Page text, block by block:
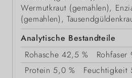
Wermutkraut (gemahlen),
(gemahlen),
Analytische Bestandteile
Rohasche 42,5 % Rohfaser
Protein 5,0 % Feuchtigkeit